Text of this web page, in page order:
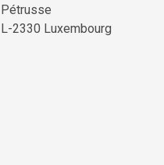
Pétrusse
L-2330 Luxembourg